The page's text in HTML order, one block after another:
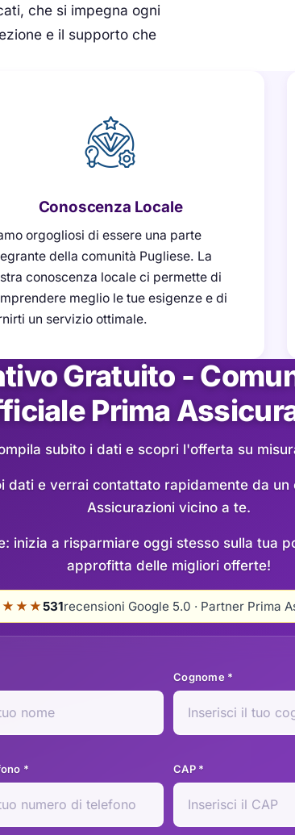
che si impegna ogni
e il supporto che
Conoscenza Locale
orgogliosi di essere una parte
della comunità Pugliese. La
conoscenza locale ci permette di
meglio le tue esigenze e di
un servizio ottimale.
Gratuito -
Prima
subito i dati e scopri l'offerta su
dati e verrai contattato rapidamente da un
Assicurazioni vicino a te.
inizia a risparmiare oggi stesso sulla tua
approfitta delle migliori offerte!
531recensioni Google 5.0 · Partner Prima
Cognome *
* CAP *